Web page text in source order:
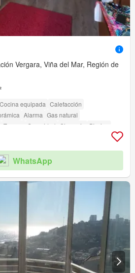
Vergara, Viña del Mar, Región de
Cocina equipada Calefacción
Alarma Gas natural
Terraza Seguridad Gimnasio
Piscina
WhatsApp